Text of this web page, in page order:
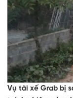
Vụ tài xế Grab bị